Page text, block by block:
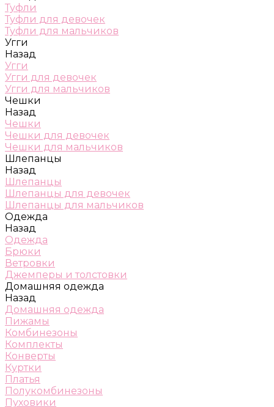
Туфли
Туфли для девочек
Туфли для мальчиков
Угги
Назад
Угги
Угги для девочек
Угги для мальчиков
Чешки
Назад
Чешки
Чешки для девочек
Чешки для мальчиков
Шлепанцы
Назад
Шлепанцы
Шлепанцы для девочек
Шлепанцы для мальчиков
Одежда
Назад
Одежда
Брюки
Ветровки
Джемперы и толстовки
Домашняя одежда
Назад
Домашняя одежда
Пижамы
Комбинезоны
Комплекты
Конверты
Куртки
Платья
Полукомбинезоны
Пуховики